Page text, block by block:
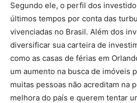
Segundo ele, o perfil dos
últimos tempos por conta das
vivenciadas no Brasil. Além dos
diversificar sua carteira de
como as casas de férias em
um aumento na busca de imóveis
muitas pessoas não acreditam na
melhora do país e querem tentar